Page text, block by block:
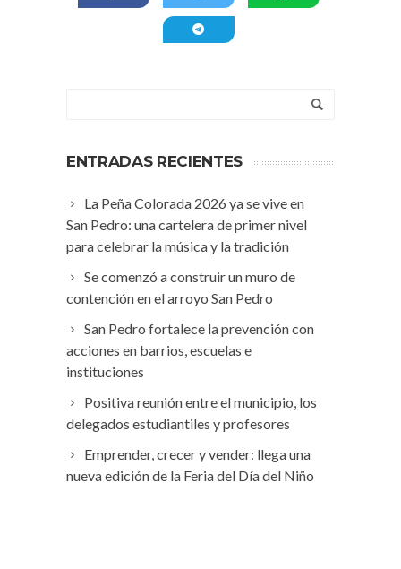
ENTRADAS RECIENTES
La Peña Colorada 2026 ya se vive en
San Pedro: una cartelera de primer nivel
para celebrar la música y la tradición
Se comenzó a construir un muro de
contención en el arroyo San Pedro
San Pedro fortalece la prevención con
acciones en barrios, escuelas e
instituciones
Positiva reunión entre el municipio, los
delegados estudiantiles y profesores
Emprender, crecer y vender: llega una
nueva edición de la Feria del Día del Niño